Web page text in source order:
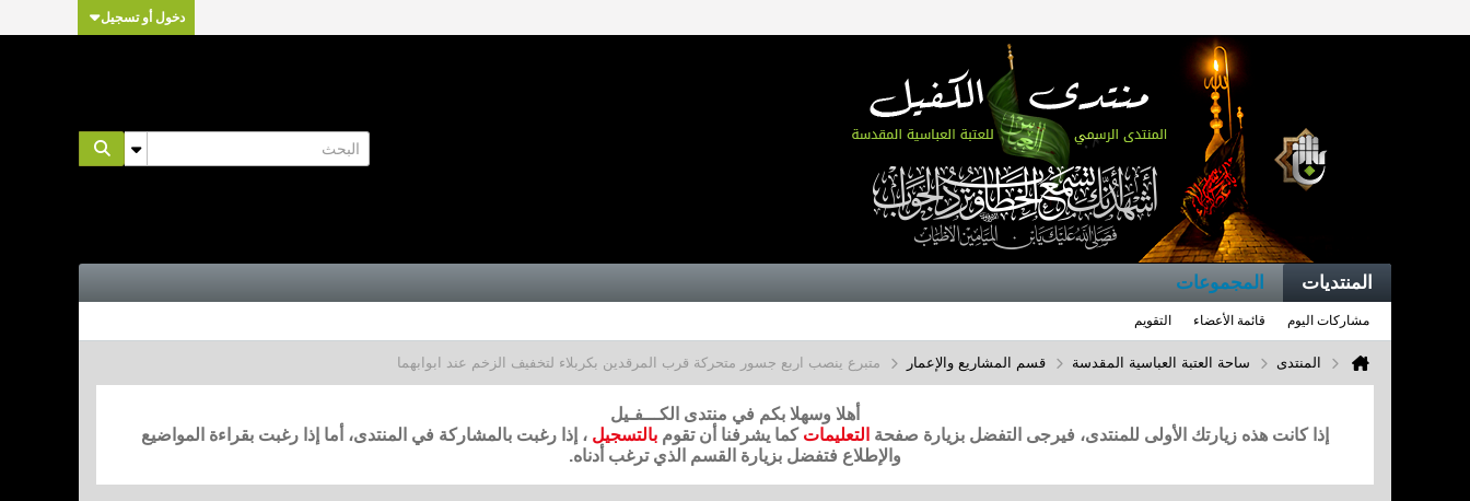
دخول أو تسجيل
المنتديات المجموعات
مشاركات اليوم قائمة الأعضاء التقويم
المنتدى ساحة العتبة العباسية المقدسة قسم المشاريع والإعمار متبرع ينصب اربع جسور متحركة قرب المرقدين بكربلاء لتخفيف الزخم عند ابوابهما
أهلا وسهلا بكم في منتدى الكـــفـيل
إذا كانت هذه زيارتك الأولى للمنتدى، فيرجى التفضل بزيارة صفحة التعليمات كما يشرفنا أن تقوم بالتسجيل ، إذا رغبت بالمشاركة في المنتدى، أما إذا رغبت بقراءة المواضيع
والإطلاع فتفضل بزيارة القسم الذي ترغب أدناه.